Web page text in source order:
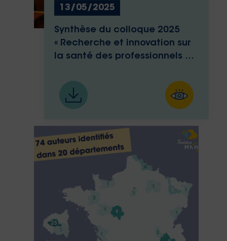
13/05/2025
Synthèse du colloque 2025
« Recherche et innovation sur
la santé des professionnels de